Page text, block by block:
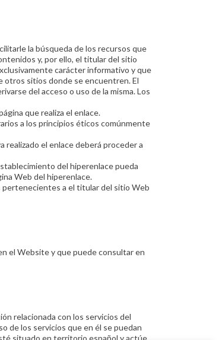
la búsqueda de los recursos que
y, por ello, el titular del sitio
carácter informativo y que
otros sitios donde se encuentren. El
del acceso o uso de la misma. Los
que realiza el enlace.
a los principios éticos comúnmente
realizado el enlace deberá proceder a
del hiperenlace pueda
Web del hiperenlace.
pertenecientes a el titular del sitio Web
el Website y que puede consultar en
relacionada con los servicios del
de los servicios que en él se puedan
situado en territorio español y actúe